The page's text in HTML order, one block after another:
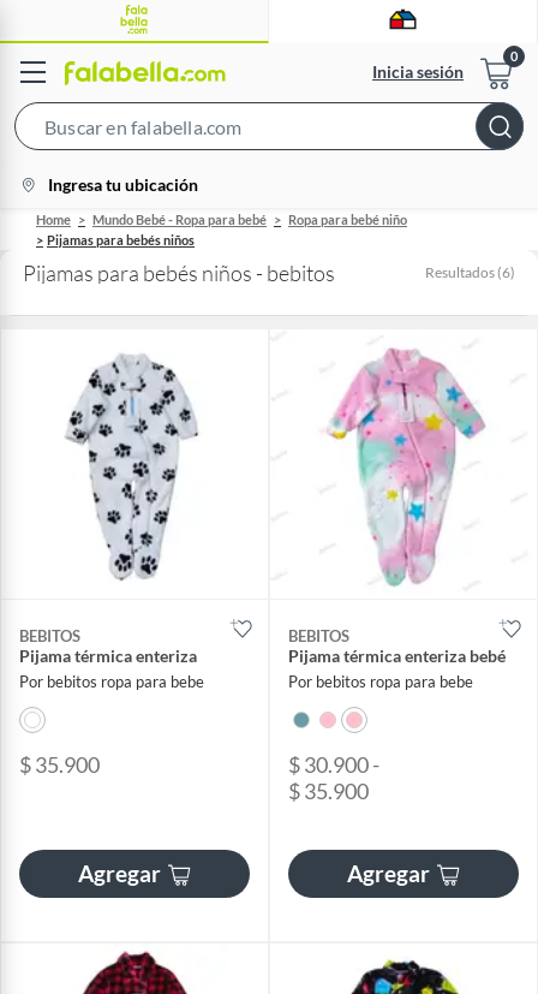
Inicia sesión
Bar
location-
icon
Ingresa tu ubicación
Home Mundo Bebé - Ropa para bebé
Ropa para bebé niño
Pijamas para bebés niños
Pijamas para bebés niños - bebitos Resultados (6)
BEBITOS
Pijama térmica enteriza
Por bebitos ropa para bebe
$ 35.900
Agregar
BEBITOS
Pijama térmica enteriza bebé
Por bebitos ropa para bebe
$ 30.900 -
$ 35.900
Agregar